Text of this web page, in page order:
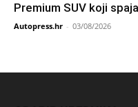
Premium SUV koji
Autopress.hr - 03/08/2026